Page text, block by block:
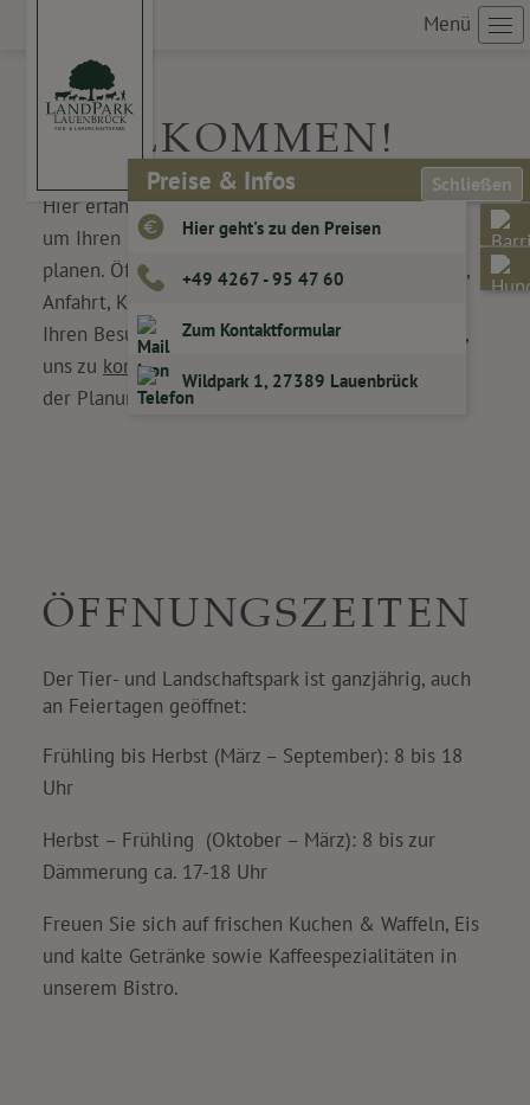
Menü
Preise & Infos
Schließen
Hier geht's zu den Preisen
+49 4267 - 95 47 60
Zum Kontaktformular
Wildpark 1, 27389 Lauenbrück
WILLKOMMEN!
Hier erfahren Sie Nützliches und Wissenswertes,
um Ihren Besuch im LandPark Lauenbrück zu
planen. Öffnungszeiten, Preise, Wettervorhersage,
Anfahrt, Kontaktadressen und Dinge, die wir für
Ihren Besuch bereithalten. Zögern Sie auch nicht,
uns zu kontaktieren
der Planung Ihres Ausflugs.
ÖFFNUNGSZEITEN
Der Tier- und Landschaftspark ist ganzjährig, auch
an Feiertagen geöffnet:
Frühling bis Herbst (März – September): 8 bis 18
Uhr
Herbst – Frühling (Oktober – März): 8 bis zur
Dämmerung ca. 17-18 Uhr
Freuen Sie sich auf frischen Kuchen & Waffeln, Eis
und kalte Getränke sowie Kaffeespezialitäten in
unserem Bistro.